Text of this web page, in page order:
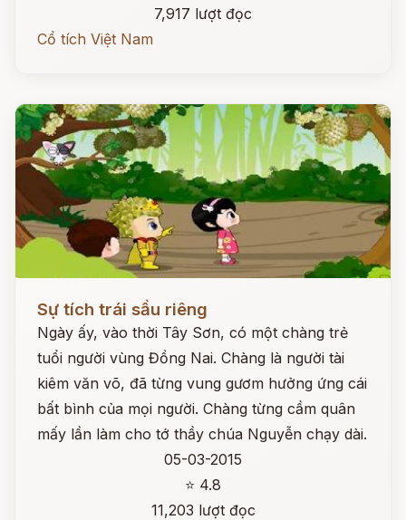
7,917 lượt đọc
Cổ tích Việt Nam
Sự tích trái sầu riêng
Ngày ấy, vào thời Tây Sơn, có một chàng trẻ
tuổi người vùng Đồng Nai. Chàng là người tài
kiêm văn võ, đã từng vung gươm hưởng ứng cái
bất bình của mọi người. Chàng từng cầm quân
mấy lần làm cho tớ thầy chúa Nguyễn chạy dài.
05-03-2015
⭐ 4.8
11,203 lượt đọc